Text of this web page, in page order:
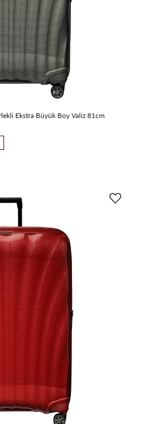
Ekstra Büyük Boy Valiz 81cm